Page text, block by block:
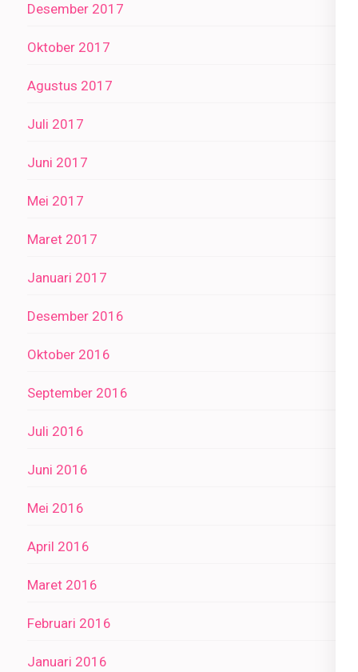
Desember 2017
Oktober 2017
Agustus 2017
Juli 2017
Juni 2017
Mei 2017
Maret 2017
Januari 2017
Desember 2016
Oktober 2016
September 2016
Juli 2016
Juni 2016
Mei 2016
April 2016
Maret 2016
Februari 2016
Januari 2016